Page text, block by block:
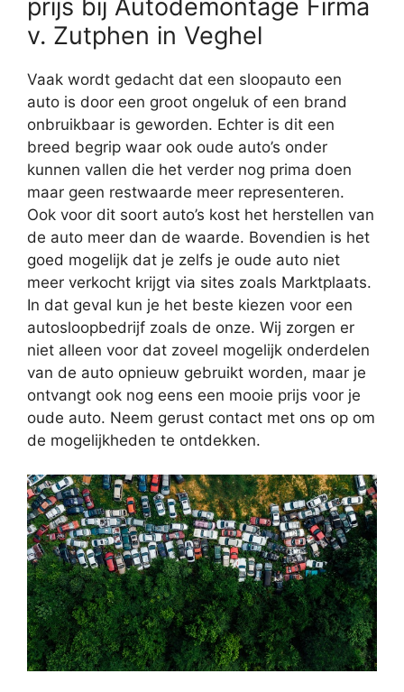
prijs bij Autodemontage Firma
v. Zutphen in Veghel
Vaak wordt gedacht dat een sloopauto een
auto is door een groot ongeluk of een brand
onbruikbaar is geworden. Echter is dit een
breed begrip waar ook oude auto’s onder
kunnen vallen die het verder nog prima doen
maar geen restwaarde meer representeren.
Ook voor dit soort auto’s kost het herstellen van
de auto meer dan de waarde. Bovendien is het
goed mogelijk dat je zelfs je oude auto niet
meer verkocht krijgt via sites zoals Marktplaats.
In dat geval kun je het beste kiezen voor een
autosloopbedrijf zoals de onze. Wij zorgen er
niet alleen voor dat zoveel mogelijk onderdelen
van de auto opnieuw gebruikt worden, maar je
ontvangt ook nog eens een mooie prijs voor je
oude auto. Neem gerust contact met ons op om
de mogelijkheden te ontdekken.